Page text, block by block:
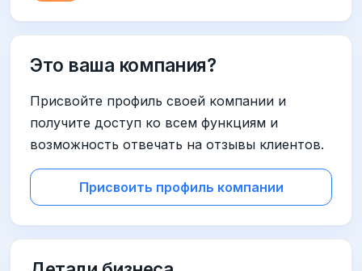
Это ваша компания?
Присвойте профиль своей компании и
получите доступ ко всем функциям и
возможность отвечать на отзывы клиентов.
Присвоить профиль компании